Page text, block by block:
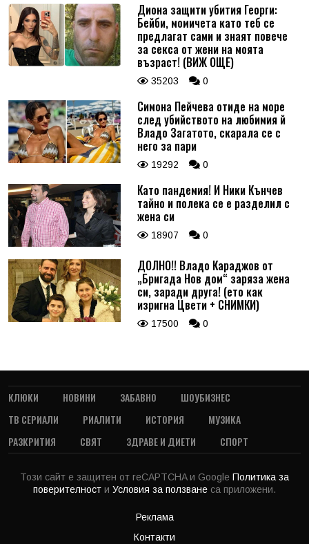
Диона защити убития Георги:
Бейби, момичета като теб се
предлагат сами и знаят повече
за секса от жени на моята
възраст! (ВИЖ ОЩЕ)
35203 0
Симона Пейчева отиде на море
след убийството на любимия й
Владо Загатото, скарала се с
него за пари
19292 0
Като пандемия! И Ники Кънчев
тайно и полека се е разделил с
жена си
18907 0
ДОЛНО!! Владо Караджов от
„Бригада Нов дом“ заряза жена
си, заради друга! (ето как
изригна Цвети + СНИМКИ)
17500 0
КЛЮКИ НОВИНИ ЗАБАВНО
ШОУБИЗНЕС
ТВ СЕРИАЛИ
РИАЛИТИ ИСТОРИЯ
МУЗИКА
РАЗКРИТИЯ
СВЯТ ЗДРАВЕ И ДИЕТИ СПОРТ
Този сайт е защитен от reCAPTCHA и Google Политика за
поверителност и Условия за ползване са приложени.
Реклама
Контакти